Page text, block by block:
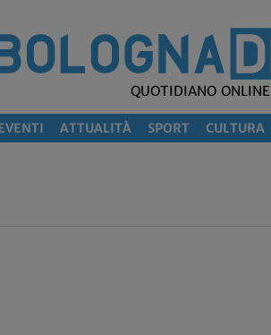
QUOTIDIANO ONLINE
ATTUALITÀ SPORT CULTURA